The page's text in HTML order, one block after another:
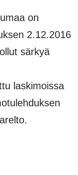
on
2.12.2016
särkyä
laskimoissa